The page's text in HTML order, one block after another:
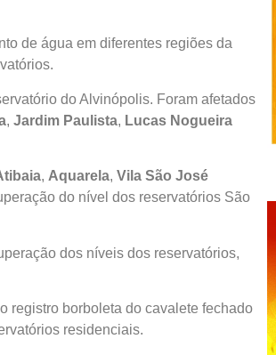
de água em diferentes regiões da
do Alvinópolis. Foram afetados
, Jardim Paulista, Lucas Nogueira
, Aquarela, Vila São José
do nível dos reservatórios São
dos níveis dos reservatórios,
registro borboleta do cavalete fechado
residenciais.